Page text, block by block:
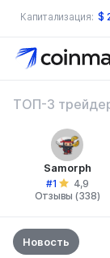
Капитализация: $
ТОП-3
Samorph
#1
4,9
Отзывы (338)
Новость